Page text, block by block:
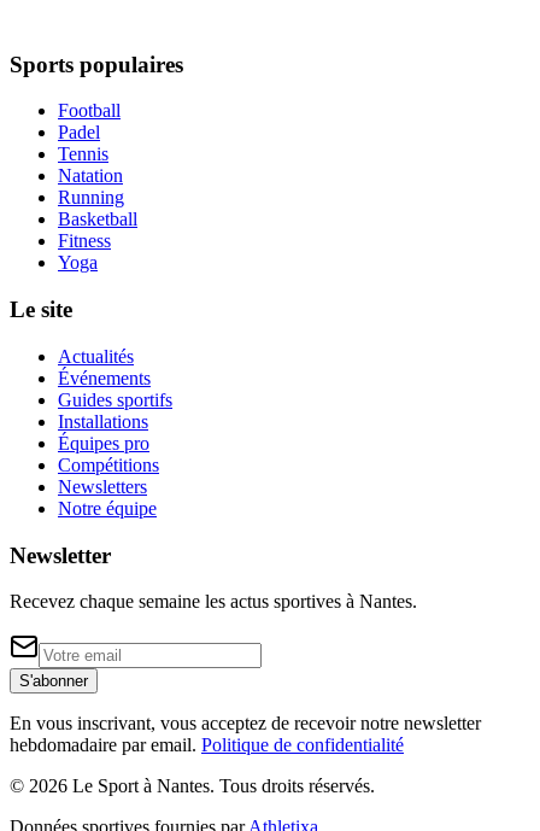
Sports populaires
Football
Padel
Tennis
Natation
Running
Basketball
Fitness
Yoga
Le site
Actualités
Événements
Guides sportifs
Installations
Équipes pro
Compétitions
Newsletters
Notre équipe
Newsletter
Recevez chaque semaine les actus sportives à Nantes.
S'abonner
En vous inscrivant, vous acceptez de recevoir notre newsletter
hebdomadaire par email. Politique de confidentialité
© 2026 Le Sport à Nantes. Tous droits réservés.